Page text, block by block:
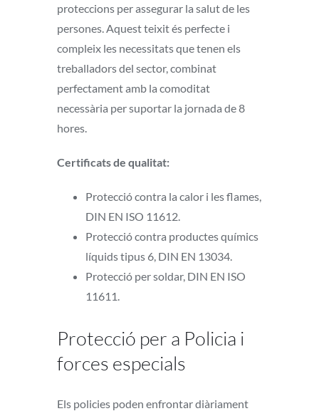
proteccions per assegurar la salut de les
persones. Aquest teixit és perfecte i
compleix les necessitats que tenen els
treballadors del sector, combinat
perfectament amb la comoditat
necessària per suportar la jornada de 8
hores.
Certificats de qualitat:
Protecció contra la calor i les flames,
DIN EN ISO 11612.
Protecció contra productes químics
líquids tipus 6, DIN EN 13034.
Protecció per soldar, DIN EN ISO
11611.
Protecció per a Policia i
forces especials
Els policies poden enfrontar diàriament